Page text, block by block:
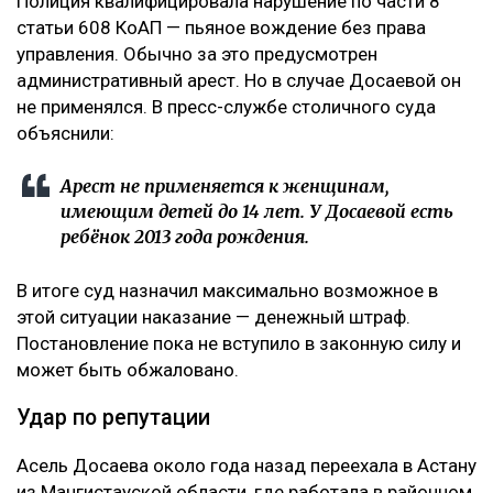
статьи 608 КоАП — пьяное вождение без права
управления. Обычно за это предусмотрен
административный арест. Но в случае Досаевой он
не применялся. В пресс-службе столичного суда
объяснили:
Арест не применяется к женщинам,
имеющим детей до 14 лет. У Досаевой есть
ребёнок 2013 года рождения.
В итоге суд назначил максимально возможное в
этой ситуации наказание — денежный штраф.
Постановление пока не вступило в законную силу и
может быть обжаловано.
Удар по репутации
Асель Досаева около года назад переехала в Астану